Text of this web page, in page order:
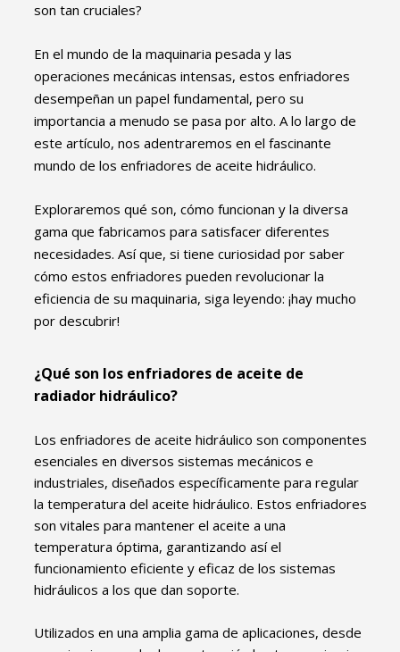
son tan cruciales?
En el mundo de la maquinaria pesada y las
operaciones mecánicas intensas, estos enfriadores
desempeñan un papel fundamental, pero su
importancia a menudo se pasa por alto. A lo largo de
este artículo, nos adentraremos en el fascinante
mundo de los enfriadores de aceite hidráulico.
Exploraremos qué son, cómo funcionan y la diversa
gama que fabricamos para satisfacer diferentes
necesidades. Así que, si tiene curiosidad por saber
cómo estos enfriadores pueden revolucionar la
eficiencia de su maquinaria, siga leyendo: ¡hay mucho
por descubrir!
¿Qué son los enfriadores de aceite de
radiador hidráulico?
Los enfriadores de aceite hidráulico son componentes
esenciales en diversos sistemas mecánicos e
industriales, diseñados específicamente para regular
la temperatura del aceite hidráulico. Estos enfriadores
son vitales para mantener el aceite a una
temperatura óptima, garantizando así el
funcionamiento eficiente y eficaz de los sistemas
hidráulicos a los que dan soporte.
Utilizados en una amplia gama de aplicaciones, desde